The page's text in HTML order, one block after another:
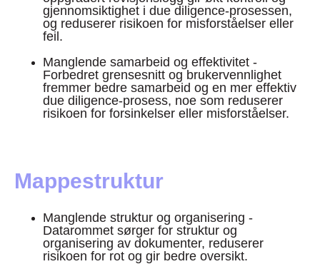
gjennomsiktighet i due diligence-prosessen,
og reduserer risikoen for misforståelser eller
feil.
Manglende samarbeid og effektivitet -
Forbedret grensesnitt og brukervennlighet
fremmer bedre samarbeid og en mer effektiv
due diligence-prosess, noe som reduserer
risikoen for forsinkelser eller misforståelser.
Mappestruktur
Manglende struktur og organisering -
Datarommet sørger for struktur og
organisering av dokumenter, reduserer
risikoen for rot og gir bedre oversikt.